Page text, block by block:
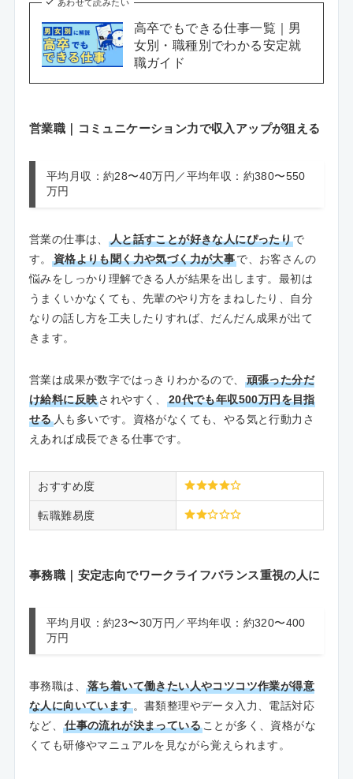
あわせて読みたい
高卒でもできる仕事一覧｜男
女別・職種別でわかる安定就
職ガイド
営業職｜コミュニケーション力で収入アップが狙える
平均月収：約28〜40万円／平均年収：約380〜550
万円
営業の仕事は、 人と話すことが好きな人にぴったりで
す。
資格よりも聞く力や気づく力が大事で、お客さんの
悩みをしっかり理解できる人が結果を出します。最初は
うまくいかなくても、先輩のやり方をまねしたり、自分
なりの話し方を工夫したりすれば、だんだん成果が出て
きます。
営業は成果が数字ではっきりわかるので、
頑張った分だ
け給料に反映されやすく、
20代でも年収500万円を目指
せる人も多いです。資格がなくても、やる気と行動力さ
えあれば成長できる仕事です。
おすすめ度
転職難易度
事務職｜安定志向でワークライフバランス重視の人に
平均月収：約23〜30万円／平均年収：約320〜400
万円
事務職は、
落ち着いて働きたい人やコツコツ作業が得意
な人に向いています。書類整理やデータ入力、電話対応
など、仕事の流れが決まっていることが多く、資格がな
くても研修やマニュアルを見ながら覚えられます。